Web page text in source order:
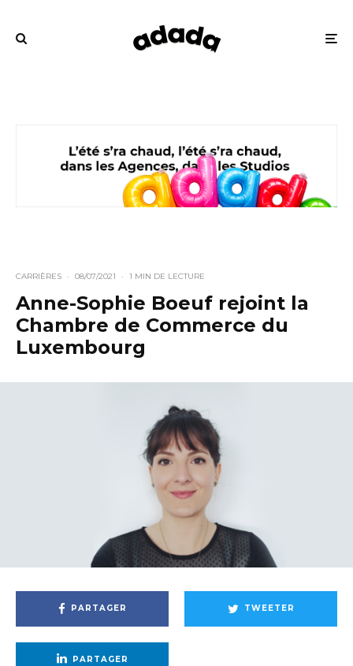
CARRIÈRES · 08/07/2021 · 1 MIN DE LECTURE
Anne-Sophie Boeuf rejoint la
Chambre de Commerce du
Luxembourg
PARTAGER TWEETER
PARTAGER